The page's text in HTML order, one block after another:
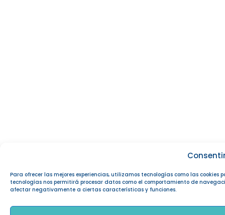
Para ofrecer las mejores experiencias, utilizamos tecnologías como las
tecnologías nos permitirá procesar datos como el comportamiento de
afectar negativamente a ciertas características y funciones.